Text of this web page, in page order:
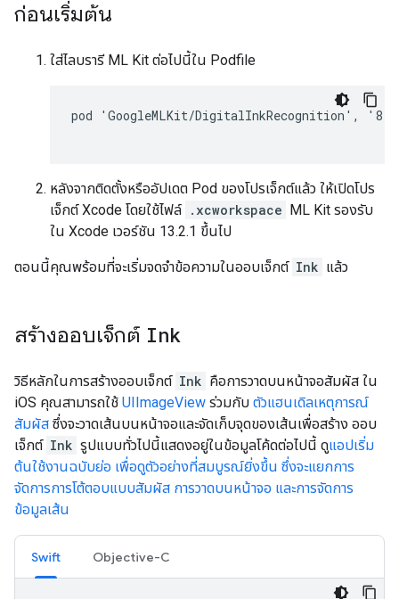
ก่อนเริ่มต้น
ใส่ไลบรารี ML Kit ต่อไปนี้ใน Podfile
pod 'GoogleMLKit/DigitalInkRecognition',
หลังจากติดตั้งหรืออัปเดต Pod ของโปรเจ็กต์แล้ว ให้เปิดโปร
เจ็กต์ Xcode โดยใช้ไฟล์ .xcworkspace ML Kit รองรับ
ใน Xcode เวอร์ชัน 13.2.1 ขึ้นไป
ตอนนี้คุณพร้อมที่จะเริ่มจดจำข้อความในออบเจ็กต์ Ink แล้ว
สร้างออบเจ็กต์ Ink
วิธีหลักในการสร้างออบเจ็กต์ Ink คือการวาดบนหน้าจอสัมผัส ใน
iOS คุณสามารถใช้ UIImageView ร่วมกับ ตัวแฮนเดิลเหตุการณ์
สัมผัส ซึ่งจะวาดเส้นบนหน้าจอและจัดเก็บจุดของเส้นเพื่อสร้าง ออบ
เจ็กต์ Ink รูปแบบทั่วไปนี้แสดงอยู่ในข้อมูลโค้ดต่อไปนี้ ดูแอปเริ่ม
ต้นใช้งานฉบับย่อ เพื่อดูตัวอย่างที่สมบูรณ์ยิ่งขึ้น ซึ่งจะแยกการ
จัดการการโต้ตอบแบบสัมผัส การวาดบนหน้าจอ และการจัดการ
ข้อมูลเส้น
Swift Objective-C